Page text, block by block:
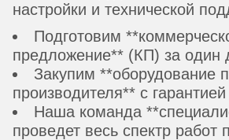
настройки и технической
Подготовим
предложение** (КП) за один
Закупим **оборудование
производителя** с гарантией
Наша команда
проведет весь спектр работ